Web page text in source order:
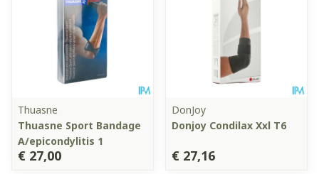
Thuasne
Thuasne Sport Bandage
A/epicondylitis 1
€ 27,00
DonJoy
Donjoy Condilax Xxl T6
€ 27,16